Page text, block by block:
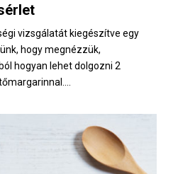
vizsgálatát kiegészítve egy
hogy megnézzük,
hogyan lehet dolgozni 2